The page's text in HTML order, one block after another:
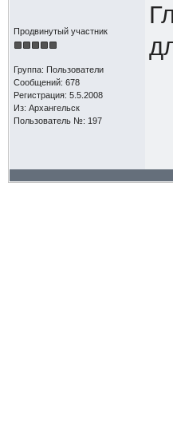
Продвинутый участник
Группа: Пользователи
Сообщений: 678
Регистрация: 5.5.2008
Из: Архангельск
Пользователь №: 197